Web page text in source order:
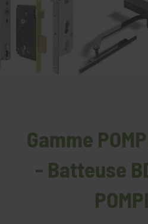
Gamme
- Batteuse